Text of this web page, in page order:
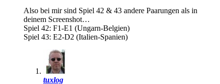
Also bei mir sind Spiel 42 & 43 andere Paarungen als in
deinem Screenshot…
Spiel 42: F1-E1 (Ungarn-Belgien)
Spiel 43: E2-D2 (Italien-Spanien)
tuxlog